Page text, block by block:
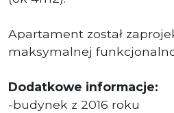
Apartament został
maksymalnej
Dodatkowe informacje:
-budynek z 2016 roku